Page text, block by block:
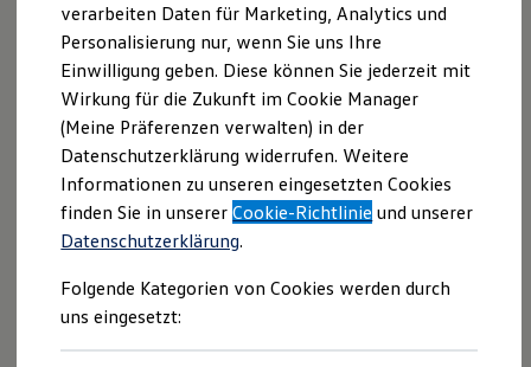
Kombis
Kompaktwagen
Sportwagen
Schnell verfügbare Fahrzeuge
Angebote und Produkte
Aktuelle Angebote
E-Auto-Förderung
Volkswagen Marktplatz
Die ENERGY Sondermodelle
Junge Gebrauchtwagen und Gebrauchtwagen
Volkswagen Zertifizierte Gebrauchtwagen
Elektromobilität bei Gebrauchtwagen
Saisonangebote
Reifenpakete
Leasing
Leasing-Angebote
Steinheimer Tor
GmbH | Impressum
& Rechtliches
Hier finden Sie Informationen über uns
(Autohaus Am Steinheimer Tor GmbH)
als verantwortlichen Anbieter von
Inhalten und Angeboten, die auf dieser
verarbeiten Daten für Marketing, Analytics und
Personalisierung nur, wenn Sie uns Ihre
Einwilligung geben. Diese können Sie jederzeit mit
Wirkung für die Zukunft im Cookie Manager
(Meine Präferenzen verwalten) in der
Datenschutzerklärung widerrufen. Weitere
Informationen zu unseren eingesetzten Cookies
finden Sie in unsererCookie-Richtlinie und unserer
Datenschutzerklärung.
Folgende Kategorien von Cookies werden durch
uns eingesetzt: